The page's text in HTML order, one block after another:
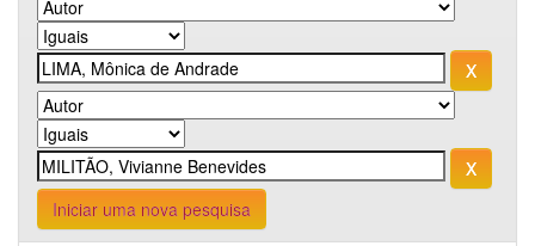
Iniciar uma nova pesquisa